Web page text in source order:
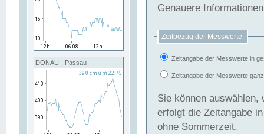
DONAU - Passau
Genauere
Zeitbezug der Messwerte:
Zeitangabe der Messwerte in
Zeitangabe der Messwerte
Sie können auswählen,
erfolgt die Zeitangabe
ohne Sommerzeit.